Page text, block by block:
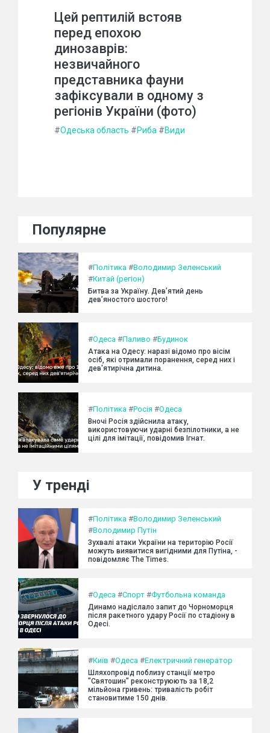
Цей рептилій встояв
перед епохою
динозаврів:
незвичайного
представника фауни
зафіксували в одному з
регіонів України (фото)
#Одеська область #Риба #Види
Популярне
#Політика #Володимир Зеленський
#Китай (регіон)
Битва за Україну. Дев’ятий день
дев’яностого шостого!
#Одеса #Паливо #Будинок
Атака на Одесу: наразі відомо про вісім
осіб, які отримали поранення, серед них і
дев'ятирічна дитина.
#Політика #Росія #Одеса
Вночі Росія здійснила атаку,
використовуючи ударні безпілотники, а не
цілі для імітації, повідомив Ігнат.
У тренді
#Політика #Володимир Зеленський
#Володимир Путін
Зухвалі атаки України на територію Росії
можуть виявитися вигідними для Путіна, -
повідомляє The Times.
#Одеса #Спорт #Футбольна команда
Динамо надіслало запит до Чорноморця
після ракетного удару Росії по стадіону в
Одесі.
#Київ #Одеса #Електричний генератор
Шляхопровід поблизу станції метро
"Святошин" реконструюють за 18,2
мільйона гривень: тривалість робіт
становитиме 150 днів.